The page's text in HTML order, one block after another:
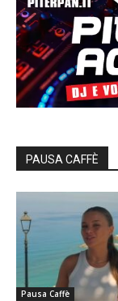
PAUSA CAFFÈ
Pausa Caffè